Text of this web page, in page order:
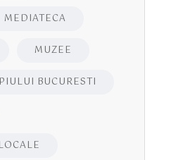
MEDIATECA
MUZEE
BUCURESTI